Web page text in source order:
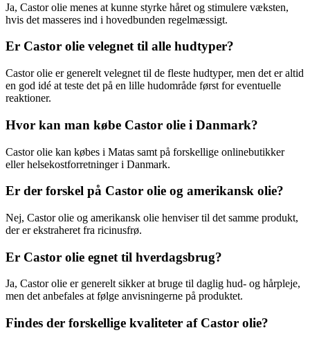
Ja, Castor olie menes at kunne styrke håret og stimulere væksten,
hvis det masseres ind i hovedbunden regelmæssigt.
Er Castor olie velegnet til alle hudtyper?
Castor olie er generelt velegnet til de fleste hudtyper, men det er altid
en god idé at teste det på en lille hudområde først for eventuelle
reaktioner.
Hvor kan man købe Castor olie i Danmark?
Castor olie kan købes i Matas samt på forskellige onlinebutikker
eller helsekostforretninger i Danmark.
Er der forskel på Castor olie og amerikansk olie?
Nej, Castor olie og amerikansk olie henviser til det samme produkt,
der er ekstraheret fra ricinusfrø.
Er Castor olie egnet til hverdagsbrug?
Ja, Castor olie er generelt sikker at bruge til daglig hud- og hårpleje,
men det anbefales at følge anvisningerne på produktet.
Findes der forskellige kvaliteter af Castor olie?